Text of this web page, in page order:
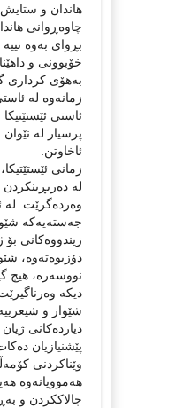
هاندان و
چاوەڕوانی
بڕوای بەوە
خۆبوونی و
بەهۆی كرداری
زمانەوە لە
ئاستی
پرسیار لە
ئاخاوتن.
زمانی
لە دەربڕینكردن
وەردەگرێت. لە
جەستەیەكە
زیندووەكانی بۆ
دۆزیوەتەوە،
نووسەرە، هیچ
دیكە
شێواز و
دیاردەكانی
پێشنیازیان
وێناكردنی
هەموویانەوە
چالاككردن و